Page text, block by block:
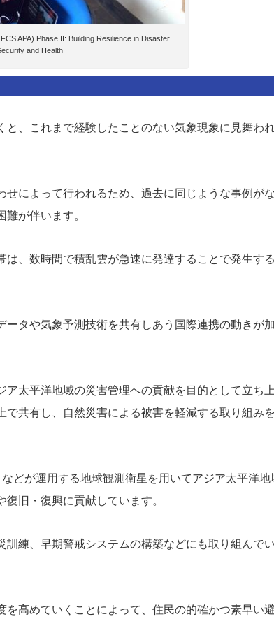
APA) Phase II: Building Resilience in Disaster
and Health
、これまで経験したことのない気象現象に見舞わ
によって行われるため、過去に同じような事例がな
が伴います。
、数時間で積乱雲が急速に発達することで発生す
タや気象予測技術を共有しあう国際連携の動きが
ア太平洋地域の災害管理への貢献を目的として立ち
共有し、自然災害による被害を軽減する取り組み
どが運用する地球観測衛星を用いてアジア太平洋地
旧・復興に貢献しています。
練、早期警戒システムの構築などにも取り組んで
高めていくことによって、住民の的確かつ素早い